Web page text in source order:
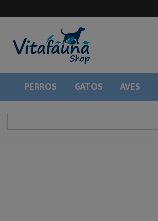
PERROS GATOS AVES